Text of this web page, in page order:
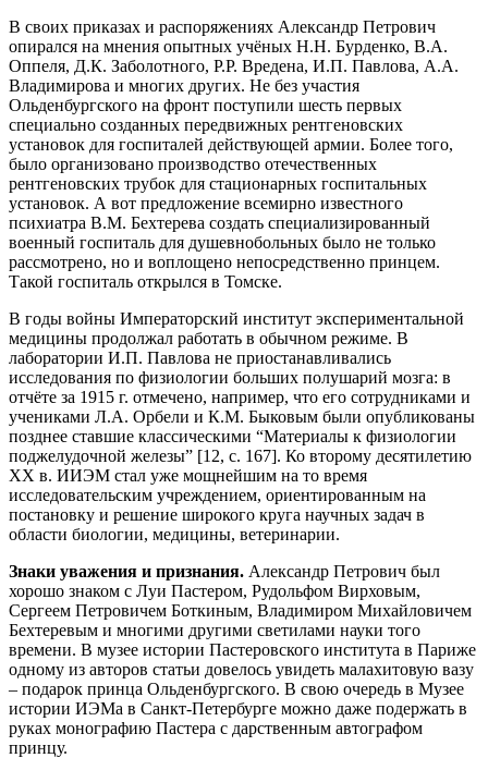
В своих приказах и распоряжениях Александр Петрович
опирался на мнения опытных учёных Н.Н. Бурденко, В.А.
Оппеля, Д.К. Заболотного, Р.Р. Вредена, И.П. Павлова, А.А.
Владимирова и многих других. Не без участия
Ольденбургского на фронт поступили шесть первых
специально созданных передвижных рентгеновских
установок для госпиталей действующей армии. Более того,
было организовано производство отечественных
рентгеновских трубок для стационарных госпитальных
установок. А вот предложение всемирно известного
психиатра В.М. Бехтерева создать специализированный
военный госпиталь для душевнобольных было не только
рассмотрено, но и воплощено непосредственно принцем.
Такой госпиталь открылся в Томске.
В годы войны Императорский институт экспериментальной
медицины продолжал работать в обычном режиме. В
лаборатории И.П. Павлова не приостанавливались
исследования по физиологии больших полушарий мозга: в
отчёте за 1915 г. отмечено, например, что его сотрудниками и
учениками Л.А. Орбели и К.М. Быковым были опубликованы
позднее ставшие классическими “Материалы к физиологии
поджелудочной железы” [12, с. 167]. Ко второму десятилетию
ХХ в. ИИЭМ стал уже мощнейшим на то время
исследовательским учреждением, ориентированным на
постановку и решение широкого круга научных задач в
области биологии, медицины, ветеринарии.
Знаки уважения и признания. Александр Петрович был
хорошо знаком с Луи Пастером, Рудольфом Вирховым,
Сергеем Петровичем Боткиным, Владимиром Михайловичем
Бехтеревым и многими другими светилами науки того
времени. В музее истории Пастеровского института в Париже
одному из авторов статьи довелось увидеть малахитовую вазу
– подарок принца Ольденбургского. В свою очередь в Музее
истории ИЭМа в Санкт-Петербурге можно даже подержать в
руках монографию Пастера с дарственным автографом
принцу.